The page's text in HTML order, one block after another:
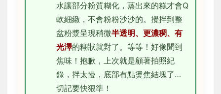
水讓部分粉質糊化，蒸出來的糕才會Q
軟細緻，不會粉粉沙沙的。攪拌到整
盆粉漿呈現稍微半透明、更濃稠、有
光澤的糊狀就對了。等等！好像聞到
焦味！抱歉，上次就是顧著拍照紀
錄，拌太慢，底部有點燙焦結塊了…
切記要快狠準！